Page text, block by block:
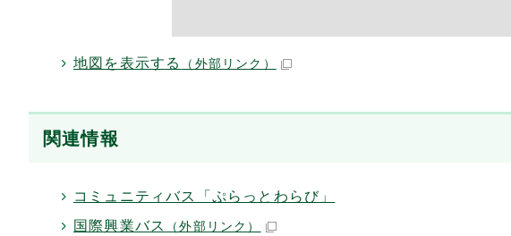
地図を表示する （外部リンク）
関連情報
コミュニティバス「ぷらっとわらび」
国際興業バス
（外部リンク）